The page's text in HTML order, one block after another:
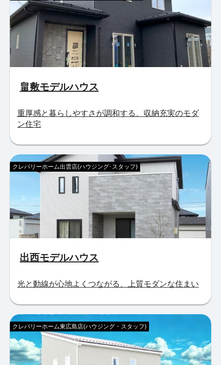
畠敷モデルハウス
重厚感と暮らしやすさが調和する、収納充実のモダ
ン住宅
出西モデルハウス
クレバリーホーム出雲店(ハウジング･スタッフ)
光と動線が心地よくつながる、上質モダンな住まい
クレバリーホーム東広島店(ハウジング・スタッフ)